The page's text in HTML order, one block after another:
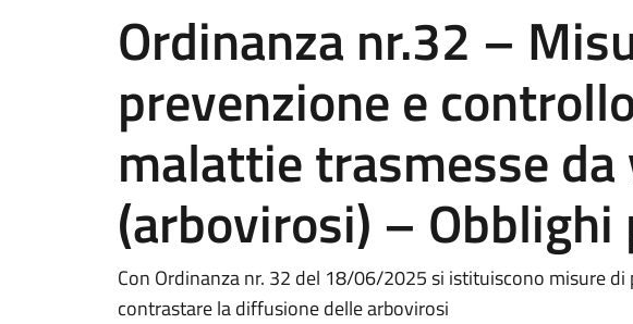
Ordinanza nr.32 –
prevenzione e
malattie trasmesse
(arbovirosi) –
Con Ordinanza nr. 32 del 18/06/2025 si istituiscono misure di
contrastare la diffusione delle arbovirosi